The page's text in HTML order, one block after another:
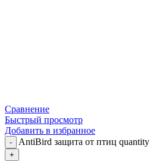
Сравнение
Быстрый просмотр
Добавить в избранное
AntiBird защита от птиц quantity